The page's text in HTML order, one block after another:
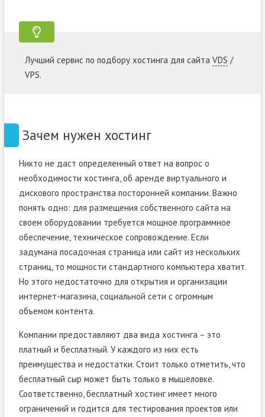
Лучший сервис по подбору хостинга для сайта VDS /
VPS.
Зачем нужен хостинг
Никто не даст определенный ответ на вопрос о
необходимости хостинга, об аренде виртуального и
дискового пространства посторонней компании. Важно
понять одно: для размещения собственного сайта на
своем оборудовании требуется мощное программное
обеспечение, техническое сопровождение. Если
задумана посадочная страница или сайт из нескольких
страниц, то мощности стандартного компьютера хватит.
Но этого недостаточно для открытия и организации
интернет-магазина, социальной сети с огромным
объемом контента.
Компании предоставляют два вида хостинга – это
платный и бесплатный. У каждого из них есть
преимущества и недостатки. Стоит только отметить, что
бесплатный сыр может быть только в мышеловке.
Соответственно, бесплатный хостинг имеет много
ограничений и годится для тестирования проектов или